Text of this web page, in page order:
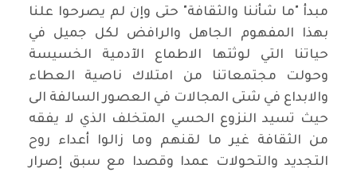
مبدأ "ما شأننا والثقافة" حتى وإن لم يصرحوا علنا
بهذا المفهوم الجاهل والرافض لكل جميل في
حياتنا التي لوثتها الاطماع الآدمية الخسيسة
وحولت مجتمعاتنا من امتلاك ناصية العطاء
والابداع في شتى المجالات في العصور السالفة الى
حيث تسيد النزوع الحسي المتخلف الذي لا يفقه
من الثقافة غير ما لقنهم وما زالوا أعداء روح
التجديد والتحولات عمدا وقصدا مع سبق إصرار